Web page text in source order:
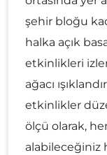
şehir bloğu
halka açık
etkinlikleri
ağacı
etkinlikler
ölçü olarak,
alabileceğiniz